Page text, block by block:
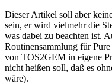
Dieser Artikel soll aber
sein, er wird vielmehr die
was dabei zu beachten ist.
Routinensammlung für
von TOS2GEM in eigene
nicht heißen soll, daß es
wäre).